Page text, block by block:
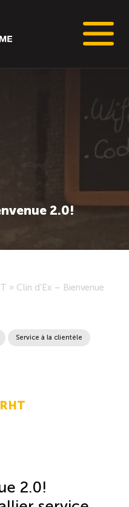
2.0!
» Clin d’Ex – Bienvenue
Service à la clientèle
2.0!